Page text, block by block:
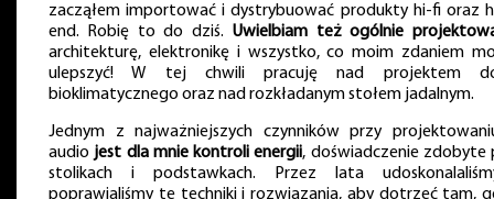
zacząłem importować i dystrybuować produkty hi-fi oraz
end. Robię to do dziś. Uwielbiam też ogólnie
architekturę, elektronikę i wszystko, co moim zdaniem
ulepszyć! W tej chwili pracuję nad projektem
bioklimatycznego oraz nad rozkładanym stołem jadalnym.
Jednym z najważniejszych czynników przy
audio jest dla mnie kontroli energii, doświadczenie zdobyte
stolikach i podstawkach. Przez lata
poprawialiśmy te techniki i rozwiązania, aby dotrzeć tam,